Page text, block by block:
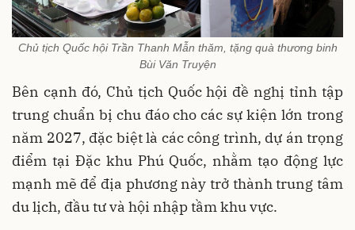
Chủ tịch Quốc hội Trần Thanh Mẫn thăm, tặng quà thương binh
Bùi Văn Truyện
Bên cạnh đó, Chủ tịch Quốc hội đề nghị tỉnh tập
trung chuẩn bị chu đáo cho các sự kiện lớn trong
năm 2027, đặc biệt là các công trình, dự án trọng
điểm tại Đặc khu Phú Quốc, nhằm tạo động lực
mạnh mẽ để địa phương này trở thành trung tâm
du lịch, đầu tư và hội nhập tầm khu vực.